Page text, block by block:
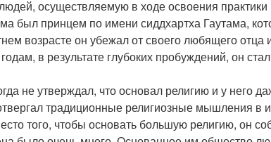
осуществляемую в ходе освоения
был принцем по имени сиддхартха Гаутама,
возрасте он убежал от своего любящего отца
в результате глубоких пробуждений, он
не утверждал, что основал религию и у него
традиционные религиозные мышления в
того, чтобы основать большую религию, он